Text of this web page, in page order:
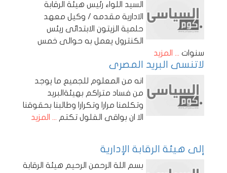
السيد اللواء رئيس هيئة الرقابة
الادارية مقدمه / وكيل معهد
حلمية الزيتون الابتدائى ريئس
الكنترول يعمل به حوالى خمس
سنوات ... المزيد
لاتنسى البريد المصرى
انه من المعلوم للجميع ما يوجد
من فساد متراكم بهيئةالبريد
وتكلمنا مرارا وتكرارا وطالبنا بحقوقنا
الا ان بواقى الفلول تكتم ... المزيد
إلى هيئة الرقابة الإدارية
بسم اللة الرحمن الرحيم هيئة الرقابة